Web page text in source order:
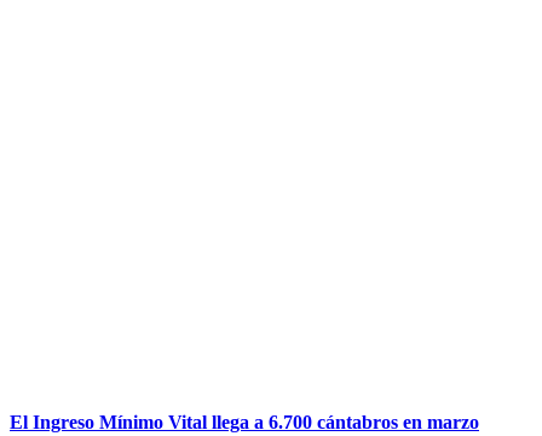
El Ingreso Mínimo Vital llega a 6.700 cántabros en marzo